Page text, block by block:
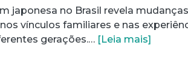
japonesa no Brasil revela mudanças
vínculos familiares e nas
gerações.… [Leia mais]